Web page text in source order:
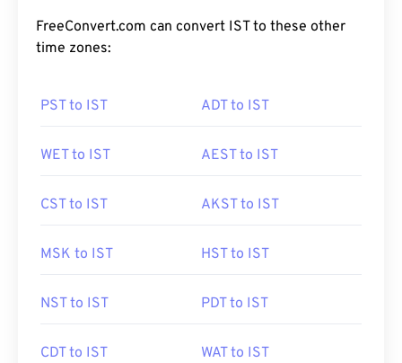
FreeConvert.com can convert IST to these other
time zones:
PST to IST ADT to IST
WET to IST AEST to IST
CST to IST AKST to IST
MSK to IST HST to IST
NST to IST PDT to IST
CDT to IST WAT to IST